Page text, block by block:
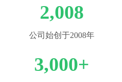
2,008
公司始创于2008年
3,000+